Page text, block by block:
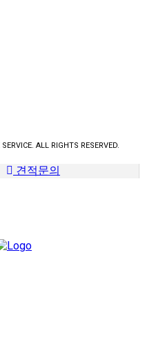
ALL RIGHTS RESERVED.
견적문의